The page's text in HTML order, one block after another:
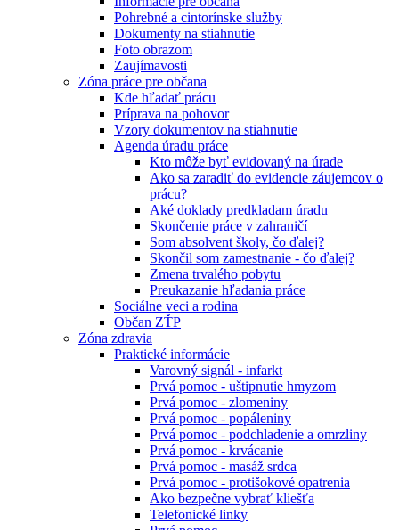
Pohrebné a cintorínske služby
Dokumenty na stiahnutie
Foto obrazom
Zaujímavosti
Zóna práce pre občana
Kde hľadať prácu
Príprava na pohovor
Vzory dokumentov na stiahnutie
Agenda úradu práce
Kto môže byť evidovaný na úrade
Ako sa zaradiť do evidencie záujemcov o
prácu?
Aké doklady predkladam úradu
Skončenie práce v zahraničí
Som absolvent školy, čo ďalej?
Skončil som zamestnanie - čo ďalej?
Zmena trvalého pobytu
Preukazanie hľadania práce
Sociálne veci a rodina
Občan ZŤP
Zóna zdravia
Praktické informácie
Varovný signál - infarkt
Prvá pomoc - uštipnutie hmyzom
Prvá pomoc - zlomeniny
Prvá pomoc - popáleniny
Prvá pomoc - podchladenie a omrzliny
Prvá pomoc - krvácanie
Prvá pomoc - masáž srdca
Prvá pomoc - protišokové opatrenia
Ako bezpečne vybrať kliešťa
Telefonické linky